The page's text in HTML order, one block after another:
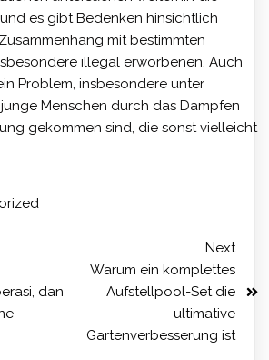
es gibt Bedenken hinsichtlich
mit bestimmten
illegal erworbenen. Auch
Problem, insbesondere unter
Menschen durch das Dampfen
gekommen sind, die sonst vielleicht
dan
Next
Warum ein komplettes
Aufstellpool-Set die
ultimative
Gartenverbesserung ist